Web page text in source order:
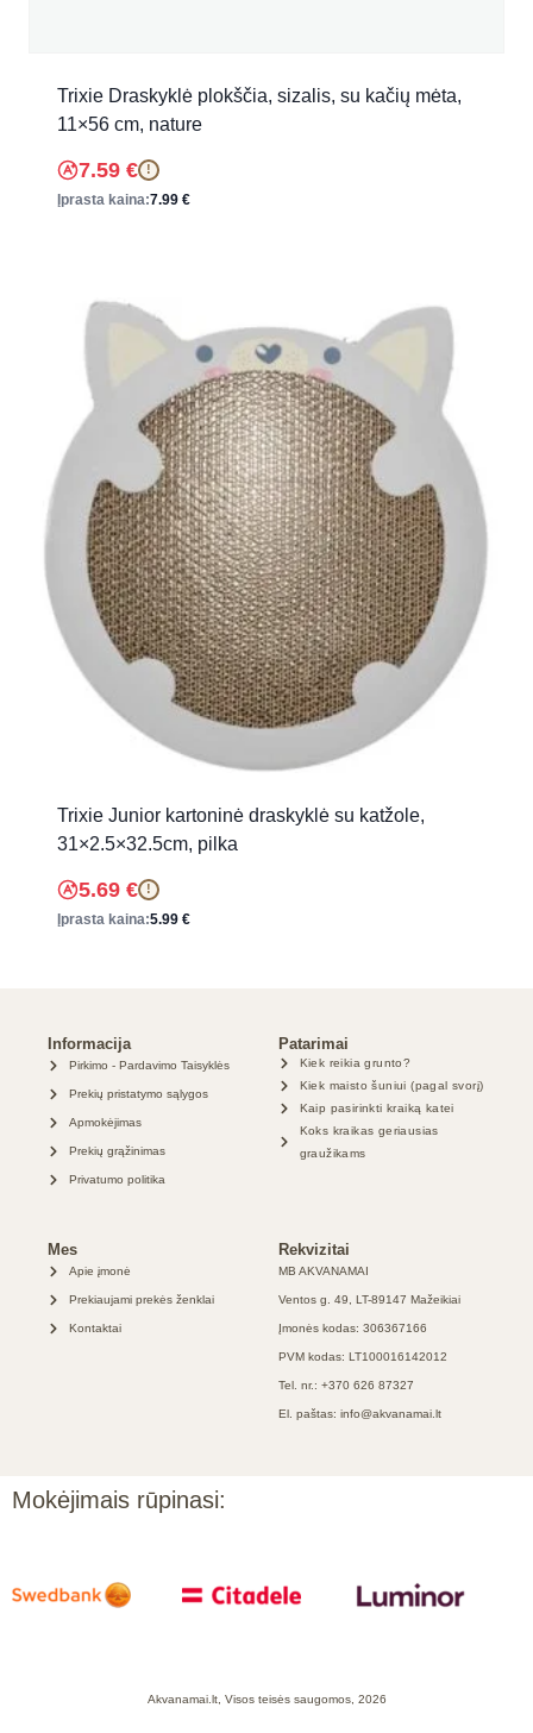
Trixie Draskyklė plokščia, sizalis, su kačių mėta,
11×56 cm, nature
7.59 € !
Įprasta kaina:7.99 €
Trixie Junior kartoninė draskyklė su katžole,
31×2.5×32.5cm, pilka
5.69 € !
Įprasta kaina:5.99 €
Informacija
Pirkimo - Pardavimo Taisyklės
Prekių pristatymo sąlygos
Apmokėjimas
Prekių grąžinimas
Privatumo politika
Patarimai
Kiek reikia grunto?
Kiek maisto šuniui (pagal svorį)
Kaip pasirinkti kraiką katei
Koks kraikas geriausias
graužikams
Mes
Apie įmonė
Prekiaujami prekės ženklai
Kontaktai
Rekvizitai
MB AKVANAMAI
Ventos g. 49, LT-89147 Mažeikiai
Įmonės kodas: 306367166
PVM kodas: LT100016142012
Tel. nr.: +370 626 87327
El. paštas: info@akvanamai.lt
Mokėjimais rūpinasi:
Akvanamai.lt, Visos teisės saugomos, 2026